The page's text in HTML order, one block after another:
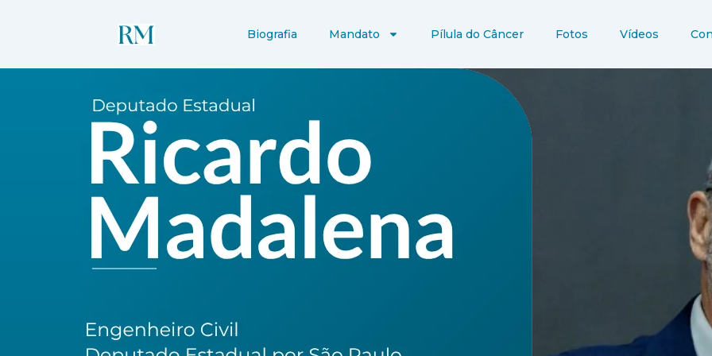
conteúdo
Biografia Mandato Pílula do Câncer Fotos Vídeos